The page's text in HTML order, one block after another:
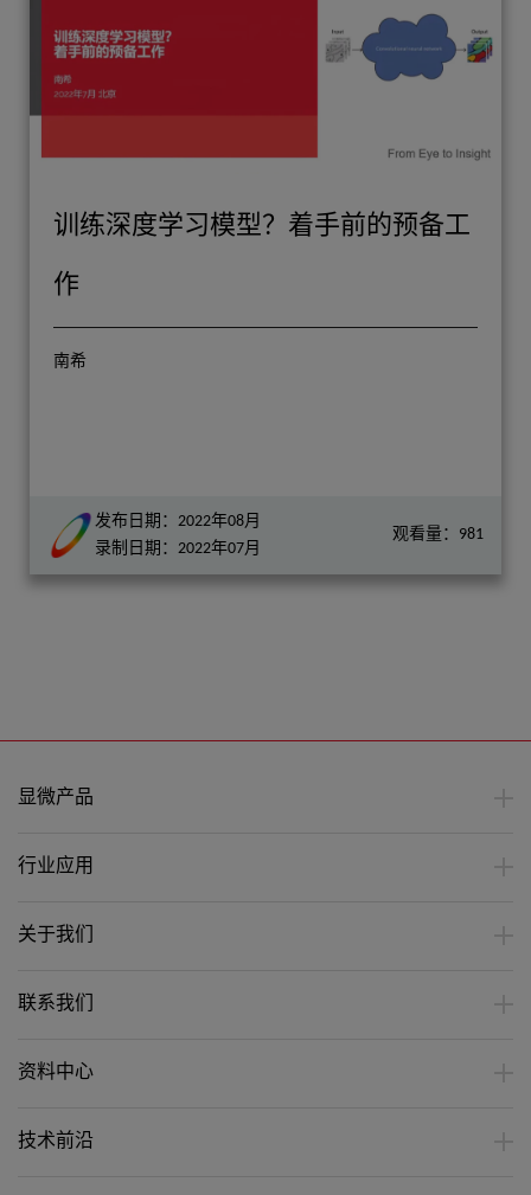
训练深度学习模型？着手前的预备工
作
南希
发布日期：2022年08月
录制日期：2022年07月
观看量：981
显微产品
行业应用
关于我们
联系我们
资料中心
技术前沿